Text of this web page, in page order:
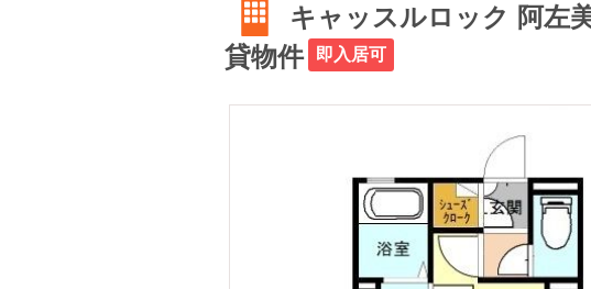
キャッスルロック 阿左
貸物件
即入居可